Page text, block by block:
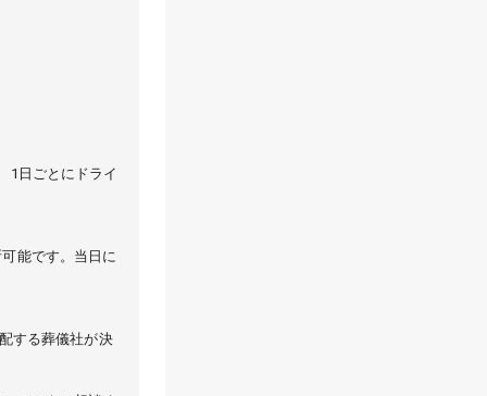
1日ごとにドライ
能です。当日に
する葬儀社が決